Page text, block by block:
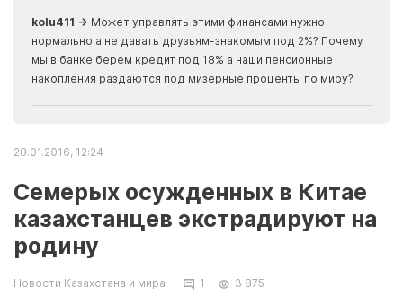
kolu411 → Может управлять этими финансами нужно
нормально а не давать друзьям-знакомым под 2%? Почему
мы в банке берем кредит под 18% а наши пенсионные
накопления раздаются под мизерные проценты по миру?
28.01.2016, 12:24
Семерых осужденных в Китае
казахстанцев экстрадируют на
родину
Новости Казахстана и мира 1 3 875